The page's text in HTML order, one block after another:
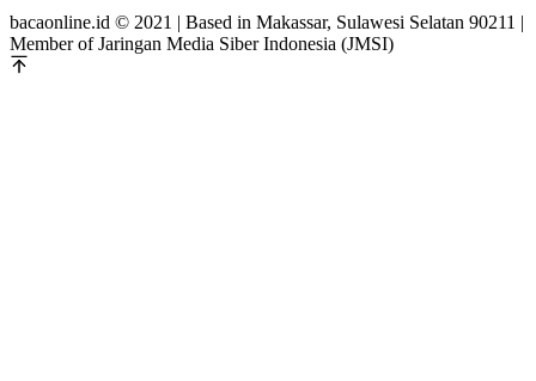
bacaonline.id © 2021 | Based in Makassar, Sulawesi Selatan 90211 |
Member of Jaringan Media Siber Indonesia (JMSI)